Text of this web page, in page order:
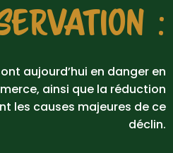
:
aujourd’hui en danger en
ainsi que la réduction
les causes majeures de ce
déclin.